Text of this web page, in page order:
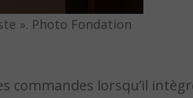
». Photo Fondation
commandes lorsqu’il